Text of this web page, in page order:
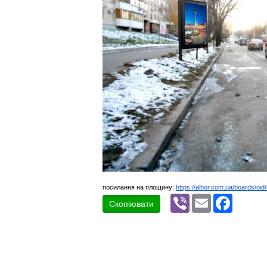
посилання на площину: https://alhor.com.ua/boards/
Скопіювати
Viber Email